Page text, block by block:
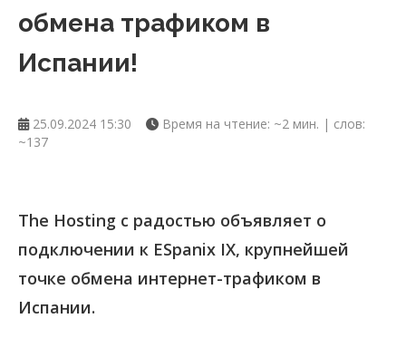
обмена трафиком в
Испании!
25.09.2024 15:30
Время на чтение: ~2 мин. | слов:
~137
The Hosting с радостью объявляет о
подключении к ESpanix IX, крупнейшей
точке обмена интернет-трафиком в
Испании.